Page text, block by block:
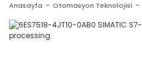
Anasayfa Otomasyon Teknolojisi